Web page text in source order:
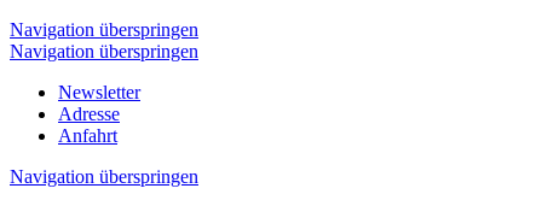
Navigation überspringen
Navigation überspringen
Newsletter
Adresse
Anfahrt
Navigation überspringen